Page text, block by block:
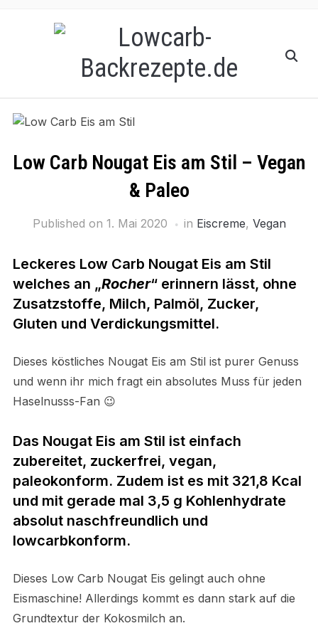
Low Carb Nougat Eis am Stil – Vegan
& Paleo
Published on 1. Mai 2020 in Eiscreme, Vegan
Leckeres Low Carb Nougat Eis am Stil
welches an „Rocher“ erinnern lässt, ohne
Zusatzstoffe, Milch, Palmöl, Zucker,
Gluten und Verdickungsmittel.
Dieses köstliches Nougat Eis am Stil ist purer Genuss
und wenn ihr mich fragt ein absolutes Muss für jeden
Haselnusss-Fan 😉
Das Nougat Eis am Stil ist einfach
zubereitet, zuckerfrei, vegan,
paleokonform. Zudem ist es mit 321,8 Kcal
und mit gerade mal 3,5 g Kohlenhydrate
absolut naschfreundlich und
lowcarbkonform.
Dieses Low Carb Nougat Eis gelingt auch ohne
Eismaschine! Allerdings kommt es dann stark auf die
Grundtextur der Kokosmilch an.